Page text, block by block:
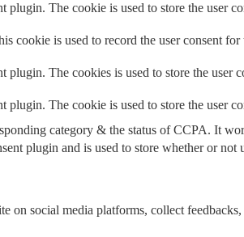
The cookie is used to store the user
cookie is used to record the user consent
The cookies is used to store the user
The cookie is used to store the user
category & the status of CCPA. It
plugin and is used to store whether or not
social media platforms, collect